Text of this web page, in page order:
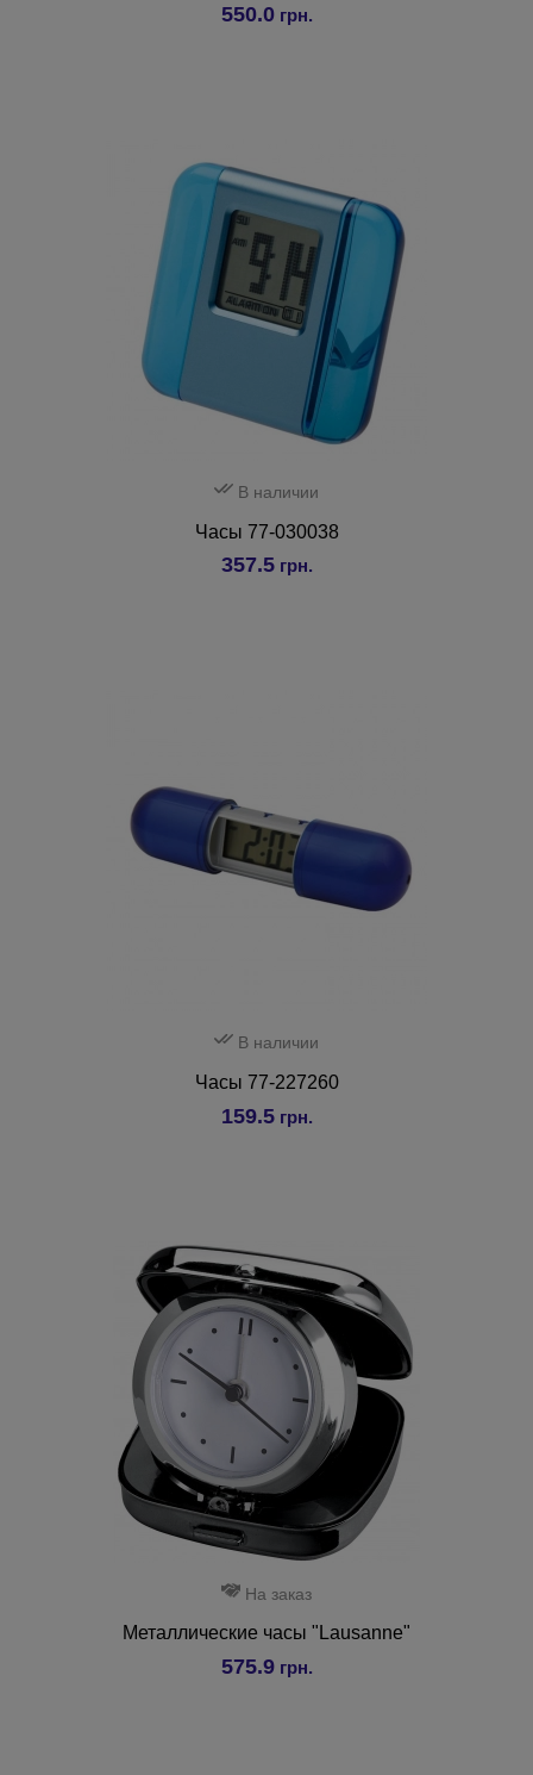
550.0грн.
В наличии
Часы 77-030038
357.5грн.
В наличии
Часы 77-227260
159.5грн.
На заказ
Металлические часы "Lausanne"
575.9грн.